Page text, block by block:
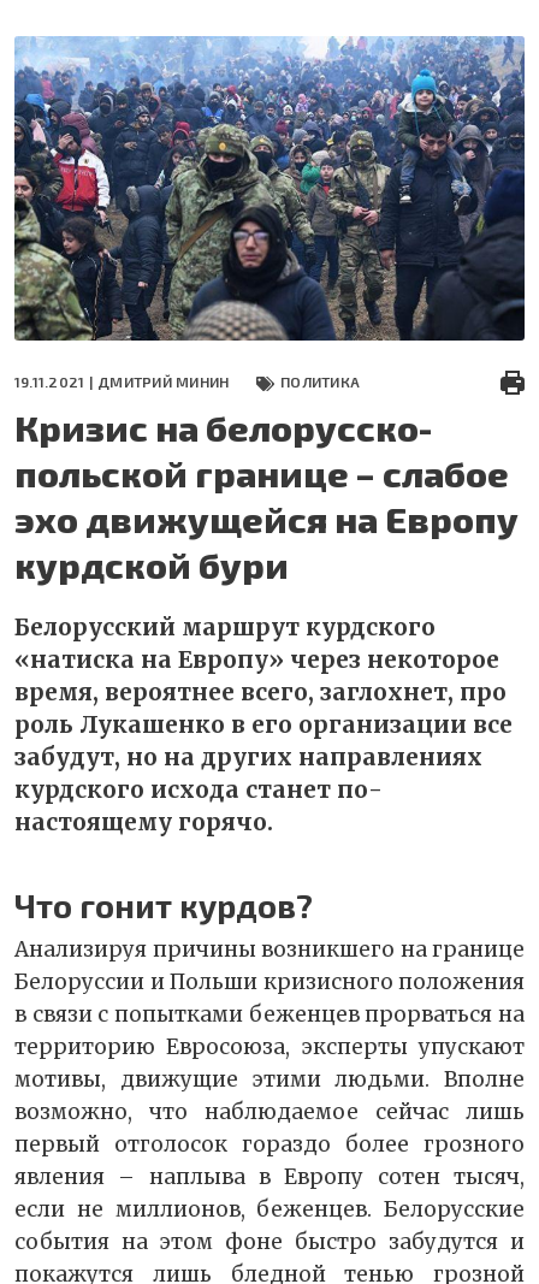
основному
содержанию
19.11.2021 | ДМИТРИЙ МИНИН ПОЛИТИКА
Кризис на белорусско-
польской границе – слабое
эхо движущейся на Европу
курдской бури
Белорусский маршрут курдского
«натиска на Европу» через некоторое
время, вероятнее всего, заглохнет, про
роль Лукашенко в его организации все
забудут, но на других направлениях
курдского исхода станет по-
настоящему горячо.
Что гонит курдов?
Анализируя причины возникшего на границе
Белоруссии и Польши кризисного положения
в связи с попытками беженцев прорваться на
территорию Евросоюза, эксперты упускают
мотивы, движущие этими людьми. Вполне
возможно, что наблюдаемое сейчас лишь
первый отголосок гораздо более грозного
явления – наплыва в Европу сотен тысяч,
если не миллионов, беженцев. Белорусские
события на этом фоне быстро забудутся и
покажутся лишь бледной тенью грозной